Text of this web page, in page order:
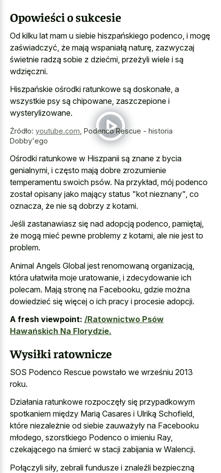
Opowieści o sukcesie
Od kilku lat mam u siebie hiszpańskiego podenco, i mogę
zaświadczyć, że mają wspaniałą naturę, zazwyczaj
świetnie radzą sobie z dziećmi, przeżyli wiele i są
wdzięczni.
Hiszpańskie ośrodki ratunkowe są doskonałe, a
wszystkie psy są chipowane, zaszczepione i
wysterylizowane.
Źródło: youtube.com Podenco Rescue - historia
Dobby'ego
Ośrodki ratunkowe w Hiszpanii są znane z bycia
genialnymi, i często mają dobre zrozumienie
temperamentu swoich psów. Na przykład, mój podenco
został opisany jako mający status "kot nieznany", co
oznacza, że nie są dobrzy z kotami.
Jeśli zastanawiasz się nad adopcją podenco, pamiętaj,
że mogą mieć pewne problemy z kotami, ale nie jest to
problem.
Animal Angels Global jest renomowaną organizacją,
która ułatwiła moje uratowanie, i zdecydowanie ich
polecam. Mają stronę na Facebooku, gdzie można
dowiedzieć się więcej o ich pracy i procesie adopcji.
A fresh viewpoint: /Ratownictwo Psów
Hawańskich Na Florydzie.
Wysiłki ratownicze
SOS Podenco Rescue powstało we wrześniu 2013
roku.
Działania ratunkowe rozpoczęły się przypadkowym
spotkaniem między Marią Casares i Ulriką Schofield,
które niezależnie od siebie zauważyły na Facebooku
młodego, szorstkiego Podenco o imieniu Ray,
czekającego na śmierć w stacji zabijania w Walencji.
Połączyli siły, zebrali fundusze i znaleźli bezpieczną